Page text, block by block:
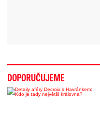
DOPORUČUJEME